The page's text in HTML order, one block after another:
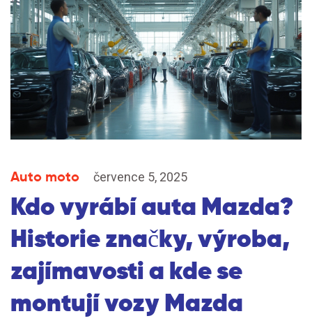
Auto moto července 5, 2025
Kdo vyrábí auta Mazda?
Historie značky, výroba,
zajímavosti a kde se
montují vozy Mazda